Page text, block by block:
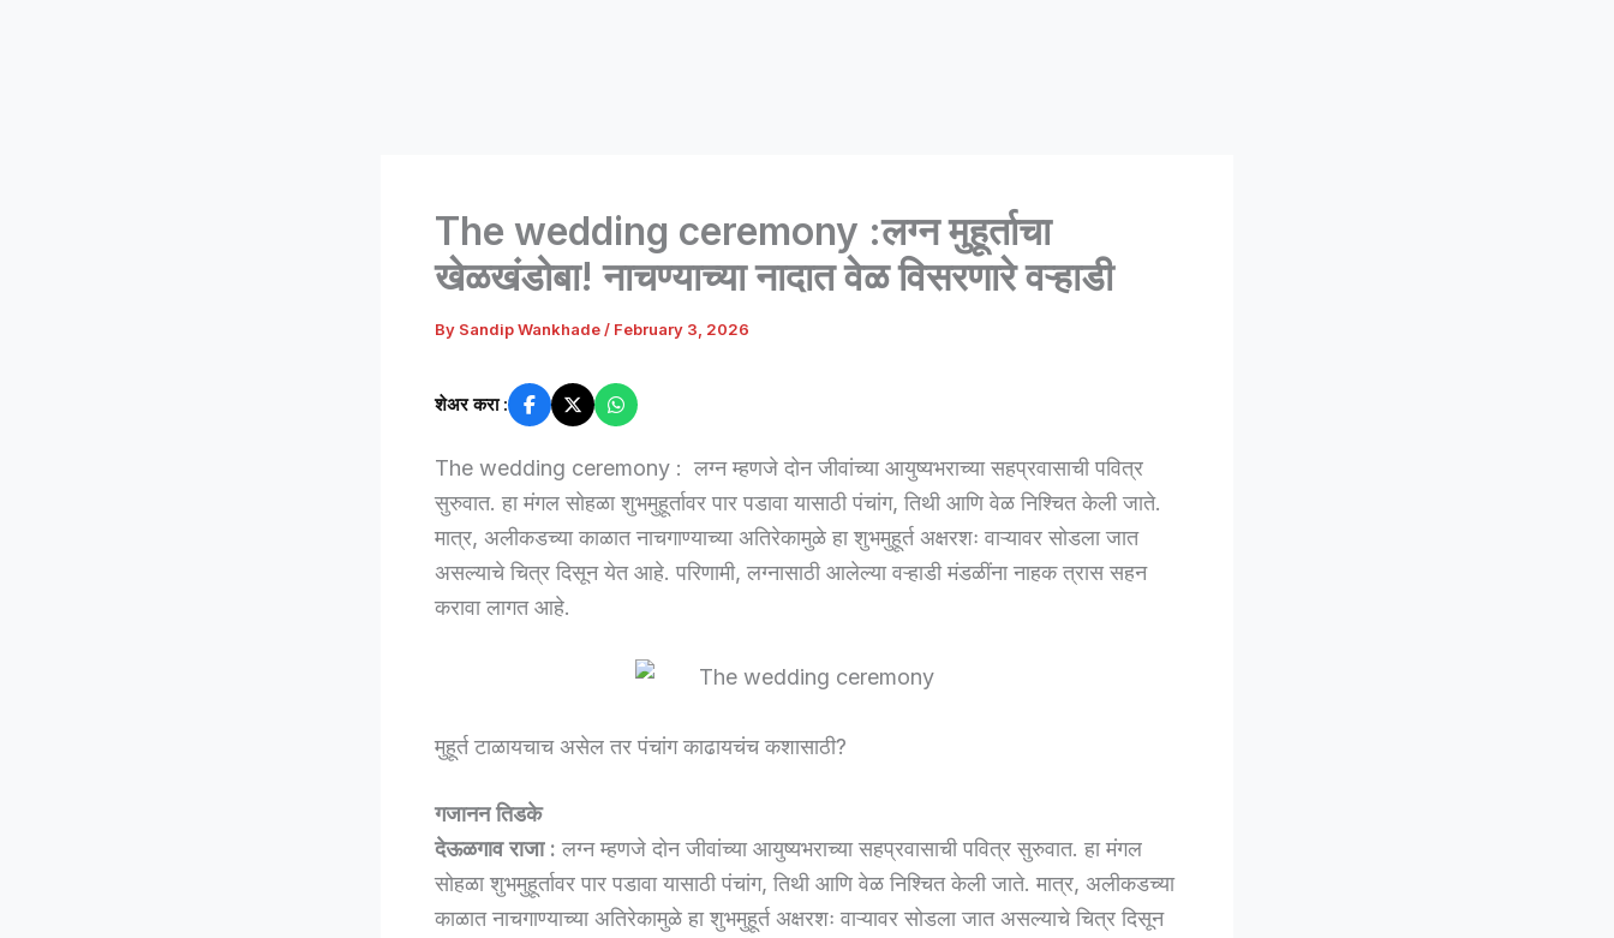
The wedding ceremony :लग्न मुहूर्ताचा
खेळखंडोबा! नाचण्याच्या नादात वेळ विसरणारे वऱ्हाडी
By Sandip Wankhade / February 3, 2026
शेअर करा :
The wedding ceremony : लग्न म्हणजे दोन जीवांच्या आयुष्यभराच्या सहप्रवासाची पवित्र
सुरुवात. हा मंगल सोहळा शुभमुहूर्तावर पार पडावा यासाठी पंचांग, तिथी आणि वेळ निश्चित केली जाते.
मात्र, अलीकडच्या काळात नाचगाण्याच्या अतिरेकामुळे हा शुभमुहूर्त अक्षरशः वाऱ्यावर सोडला जात
असल्याचे चित्र दिसून येत आहे. परिणामी, लग्नासाठी आलेल्या वऱ्हाडी मंडळींना नाहक त्रास सहन
करावा लागत आहे.
मुहूर्त टाळायचाच असेल तर पंचांग काढायचंच कशासाठी?
गजानन तिडके
देऊळगाव राजा : लग्न म्हणजे दोन जीवांच्या आयुष्यभराच्या सहप्रवासाची पवित्र सुरुवात. हा मंगल
सोहळा शुभमुहूर्तावर पार पडावा यासाठी पंचांग, तिथी आणि वेळ निश्चित केली जाते. मात्र, अलीकडच्या
काळात नाचगाण्याच्या अतिरेकामुळे हा शुभमुहूर्त अक्षरशः वाऱ्यावर सोडला जात असल्याचे चित्र दिसून